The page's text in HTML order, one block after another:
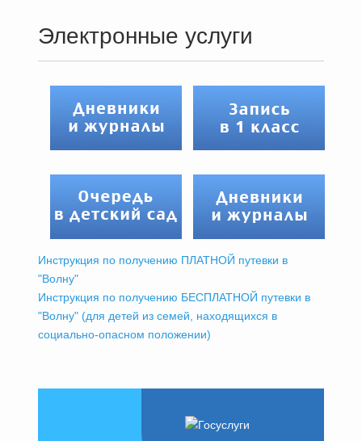
Электронные услуги
Инструкция по получению ПЛАТНОЙ путевки в
"Волну"
Инструкция по получению БЕСПЛАТНОЙ путевки в
"Волну" (для детей из семей, находящихся в
социально-опасном положении)